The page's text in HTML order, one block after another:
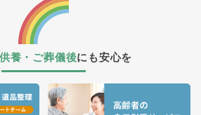
養・ご葬儀後にも安心を